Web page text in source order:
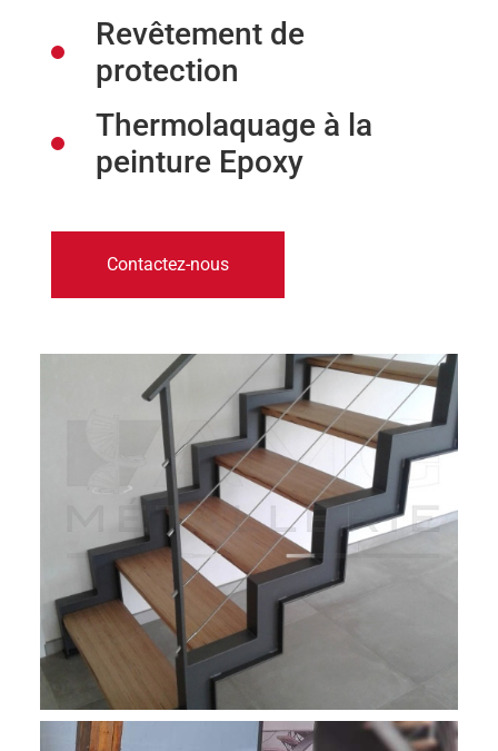
Revêtement de
protection
Thermolaquage à la
peinture Epoxy
Contactez-nous